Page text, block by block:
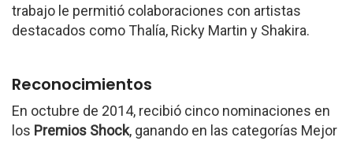
trabajo le permitió colaboraciones con artistas
destacados como Thalía, Ricky Martin y Shakira.
Reconocimientos
En octubre de 2014, recibió cinco nominaciones en
los Premios Shock, ganando en las categorías Mejor